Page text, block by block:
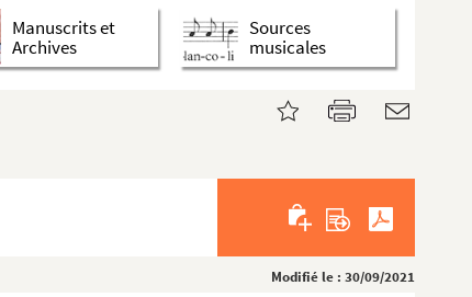
Manuscrits et
Archives
Sources
musicales
Modifié le : 30/09/2021